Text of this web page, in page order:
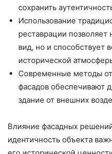
сохранить
Использование
реставрации
вид, но и способствует
исторической
Современные методы
фасадов обеспечивают
здание от внешних
Влияние фасадных
идентичность объекта